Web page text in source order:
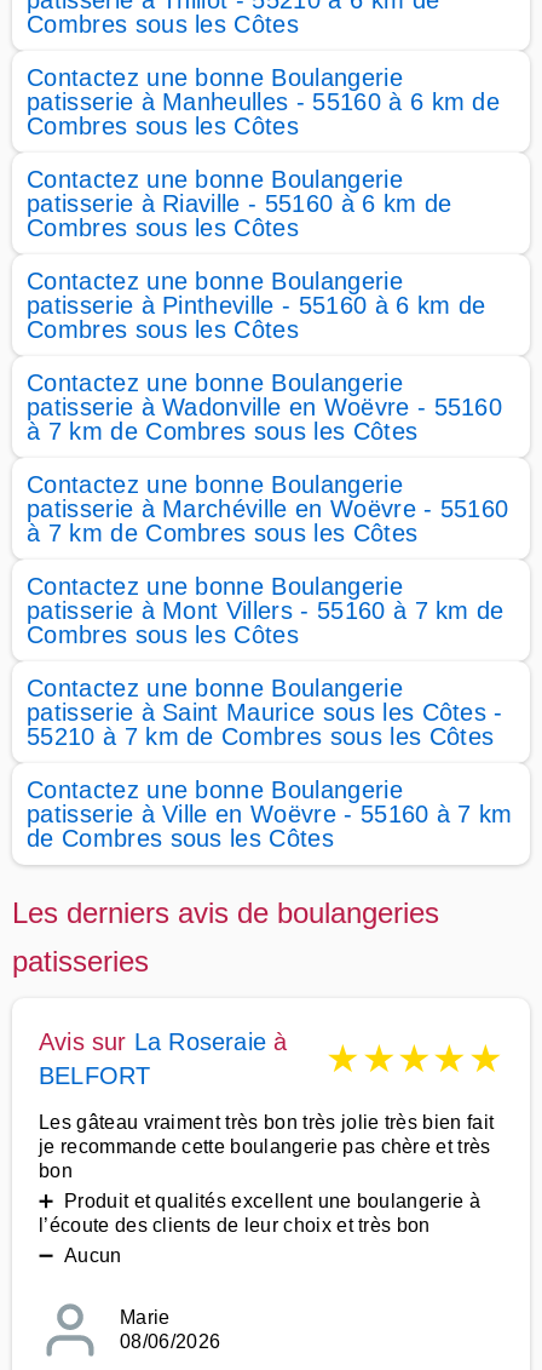
Combres sous les Côtes
Contactez une bonne Boulangerie
patisserie à Manheulles - 55160 à 6 km de
Combres sous les Côtes
Contactez une bonne Boulangerie
patisserie à Riaville - 55160 à 6 km de
Combres sous les Côtes
Contactez une bonne Boulangerie
patisserie à Pintheville - 55160 à 6 km de
Combres sous les Côtes
Contactez une bonne Boulangerie
patisserie à Wadonville en Woëvre - 55160
à 7 km de Combres sous les Côtes
Contactez une bonne Boulangerie
patisserie à Marchéville en Woëvre - 55160
à 7 km de Combres sous les Côtes
Contactez une bonne Boulangerie
patisserie à Mont Villers - 55160 à 7 km de
Combres sous les Côtes
Contactez une bonne Boulangerie
patisserie à Saint Maurice sous les Côtes -
55210 à 7 km de Combres sous les Côtes
Contactez une bonne Boulangerie
patisserie à Ville en Woëvre - 55160 à 7 km
de Combres sous les Côtes
Les derniers avis de boulangeries
patisseries
Avis sur La Roseraie à
BELFORT
★★★★★
Les gâteau vraiment très bon très jolie très bien fait
je recommande cette boulangerie pas chère et très
bon
➕ Produit et qualités excellent une boulangerie à
l’écoute des clients de leur choix et très bon
➖ Aucun
Marie
08/06/2026